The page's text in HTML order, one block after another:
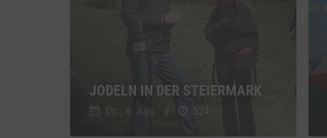
JODELN IN DER STEIERMARK
Do., 6. Aug. // 524